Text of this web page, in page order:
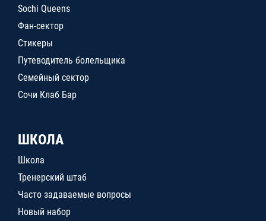
Sochi Queens
Фан-сектор
Стикеры
Путеводитель болельщика
Семейный сектор
Сочи Клаб Бар
ШКОЛА
Школа
Тренерский штаб
Часто задаваемые вопросы
Новый набор